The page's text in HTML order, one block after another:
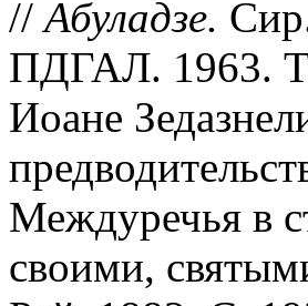
//Абуладзе.
ПДГАЛ. 1963.
Иоане
Междуречья в
своими,